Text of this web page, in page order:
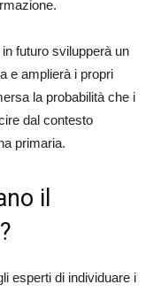
futuro svilupperà un
e amplierà i propri
la probabilità che i
dal contesto
primaria.
il
esperti di individuare i